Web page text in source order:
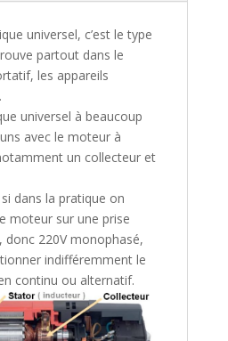
universel, c’est le type
partout dans le
les appareils
universel à beaucoup
avec le moteur à
un collecteur et
dans la pratique on
moteur sur une prise
donc 220V monophasé,
indifféremment le
continu ou alternatif.